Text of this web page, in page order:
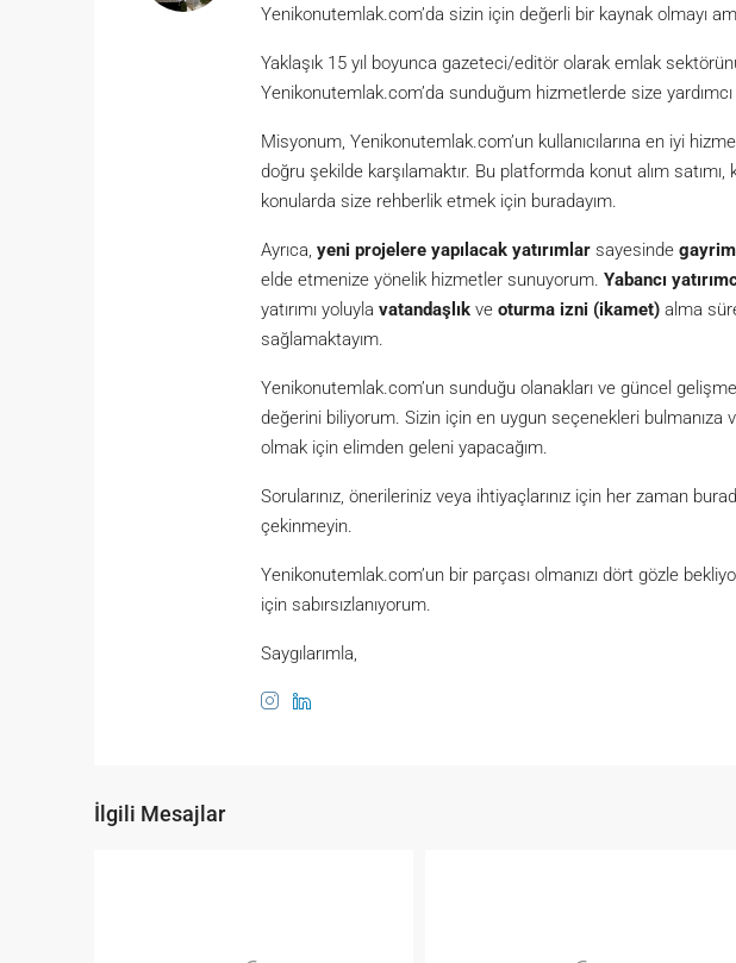
Yenikonutemlak.com’da sizin için değerli bir kaynak olmayı
Yaklaşık 15 yıl boyunca gazeteci/editör olarak emlak
Yenikonutemlak.com’da sunduğum hizmetlerde size
Misyonum, Yenikonutemlak.com’un kullanıcılarına en iyi
doğru şekilde karşılamaktır. Bu platformda konut alım satımı,
konularda size rehberlik etmek için buradayım.
Ayrıca, yeni projelere yapılacak yatırımlar sayesinde
elde etmenize yönelik hizmetler sunuyorum. Yabancı
yatırımı yoluyla vatandaşlık ve oturma izni (ikamet) alma
sağlamaktayım.
Yenikonutemlak.com’un sunduğu olanakları ve güncel
değerini biliyorum. Sizin için en uygun seçenekleri bulmanıza
olmak için elimden geleni yapacağım.
Sorularınız, önerileriniz veya ihtiyaçlarınız için her zaman
çekinmeyin.
Yenikonutemlak.com’un bir parçası olmanızı dört gözle
için sabırsızlanıyorum.
Saygılarımla,
İlgili Mesajlar